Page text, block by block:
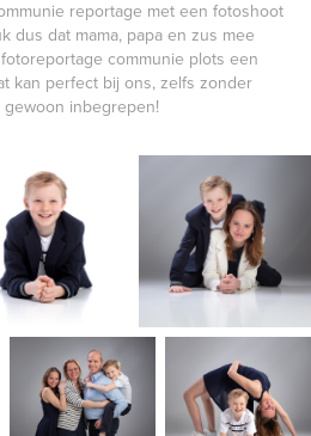
reportage met een fotoshoot
dus dat mama, papa en zus mee
communie plots een
kan perfect bij ons, zelfs zonder
gewoon inbegrepen!